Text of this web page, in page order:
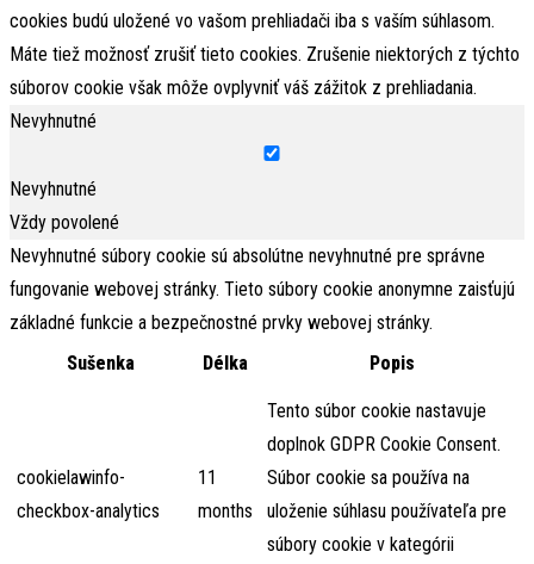
cookies budú uložené vo vašom prehliadači iba s vaším súhlasom.
Máte tiež možnosť zrušiť tieto cookies. Zrušenie niektorých z týchto
súborov cookie však môže ovplyvniť váš zážitok z prehliadania.
Nevyhnutné
Nevyhnutné
Vždy povolené
Nevyhnutné súbory cookie sú absolútne nevyhnutné pre správne
fungovanie webovej stránky. Tieto súbory cookie anonymne zaisťujú
základné funkcie a bezpečnostné prvky webovej stránky.
Sušenka
Délka Popis
cookielawinfo-
checkbox-analytics
11
months
Tento súbor cookie nastavuje
doplnok GDPR Cookie Consent.
Súbor cookie sa používa na
uloženie súhlasu používateľa pre
súbory cookie v kategórii